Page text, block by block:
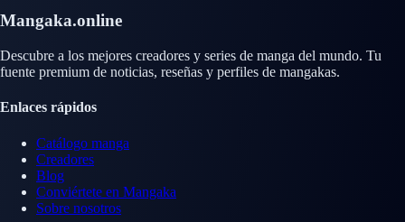
Mangaka.online
Descubre a los mejores creadores y series de manga del mundo. Tu
fuente premium de noticias, reseñas y perfiles de mangakas.
Enlaces rápidos
Catálogo manga
Creadores
Blog
Conviértete en Mangaka
Sobre nosotros